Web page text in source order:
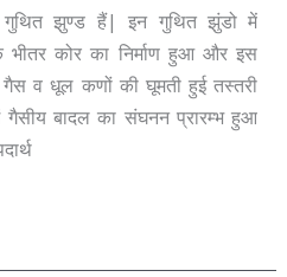
गुथित झुण्ड हैं| इन गुथित झुंडो में
भीतर कोर का निर्माण हुआ और इस
व धूल कणों की घूमती हुई तस्तरी
बादल का संघनन प्रारम्भ हुआ